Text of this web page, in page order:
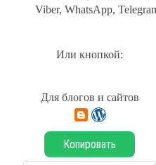
Viber, WhatsApp,
Или кнопкой:
Для блогов и сайтов
Копировать